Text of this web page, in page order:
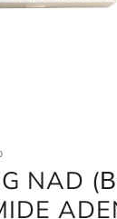
NAD